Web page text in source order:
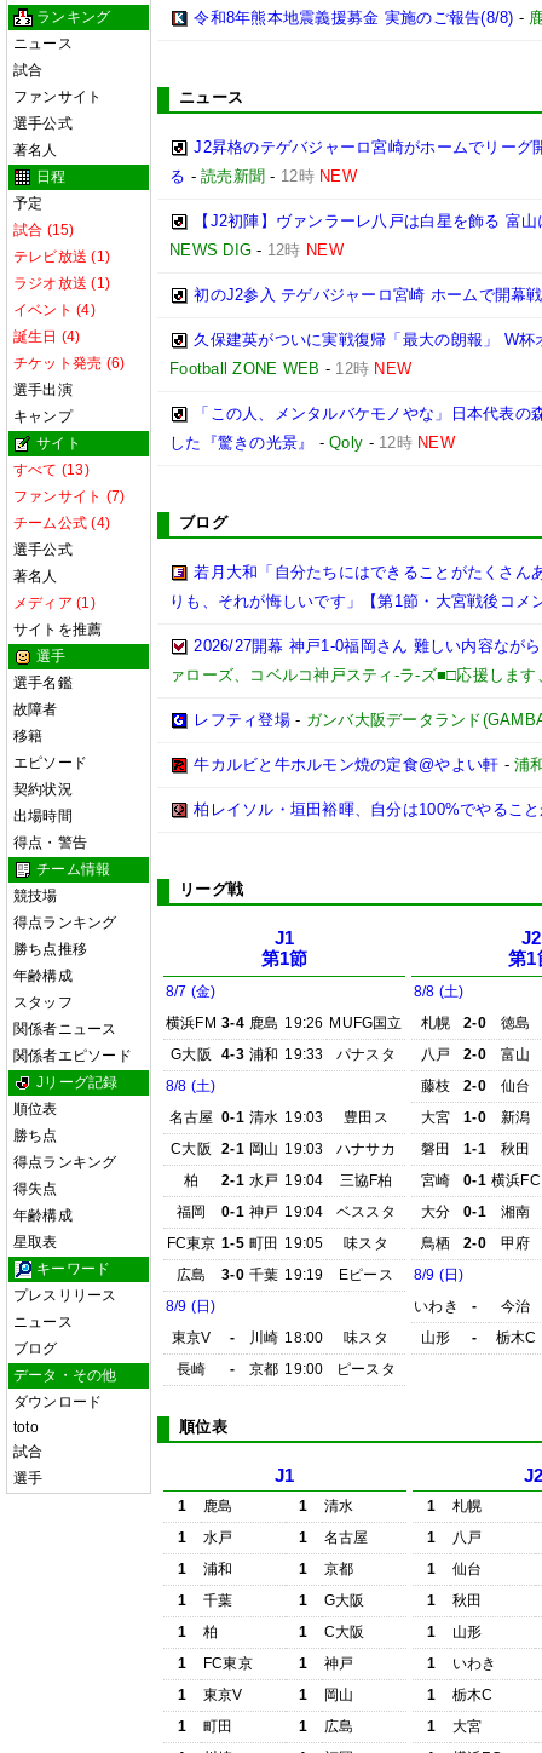
ランキング
ニュース
試合
ファンサイト
選手公式
著名人
日程
予定
試合 (15)
テレビ放送 (1)
ラジオ放送 (1)
イベント (4)
誕生日 (4)
チケット発売 (6)
選手出演
キャンプ
サイト
すべて (13)
ファンサイト (7)
チーム公式 (4)
選手公式
著名人
メディア (1)
サイトを推薦
選手
選手名鑑
故障者
移籍
エピソード
契約状況
出場時間
得点・警告
チーム情報
競技場
得点ランキング
勝ち点推移
年齢構成
スタッフ
関係者ニュース
関係者エピソード
Jリーグ記録
順位表
勝ち点
得点ランキング
得失点
年齢構成
星取表
キーワード
プレスリリース
ニュース
ブログ
データ・その他
ダウンロード
toto
試合
選手
令和8年熊本地震義援募金 実施のご報告(8/8) -
ニュース
J2昇格のテゲバジャーロ宮崎がホームでリー
る -読売新聞 - 12時 NEW
【J2初陣】ヴァンラーレ八戸は白星を飾る 富
NEWS DIG - 12時 NEW
初のJ2参入 テゲバジャーロ宮崎 ホームで開幕戦
久保建英がついに実戦復帰「最大の朗報」 W
Football ZONE WEB - 12時 NEW
「この人、メンタルバケモノやな」日本代表
した『驚きの光景』
-Qoly - 12時 NEW
ブログ
若月大和「自分たちにはできることがたくさん
りも、それが悔しいです」【第1節・大宮戦後コメ
2026/27開幕 神戸1-0福岡さん 難しい内容なが
ァローズ、コベルコ神戸スティ-ラ-ズ■□応援します
レフティ登場- ガンバ大阪データランド
牛カルビと牛ホルモン焼の定食@やよい軒 -浦
柏レイソル・垣田裕暉、自分は100%でやるこ
リーグ戦
J1
第1節
8/7 (金)
横浜FM 3-4 鹿島 19:26 MUFG国立
G大阪
4-3 浦和 19:33
パナスタ
8/8 (土)
名古屋 0-1 清水 19:03
豊田ス
C大阪
2-1 岡山 19:03
ハナサカ
柏
2-1 水戸 19:04
三協F柏
福岡
0-1 神戸 19:04
ベススタ
FC東京 1-5 町田 19:05
味スタ
広島
3-0 千葉 19:19
Eピース
8/9 (日)
東京V
- 川崎 18:00
味スタ
長崎
- 京都 19:00 ピースタ
J2
第1
8/8 (土)
札幌
2-0
徳島
八戸
2-0
富山
藤枝
2-0
仙台
大宮
1-0
新潟
磐田
1-1
秋田
宮崎
0-1 横浜FC
大分
0-1
湘南
鳥栖
2-0
甲府
8/9 (日)
いわき
-
今治
山形
- 栃木C
順位表
J1
1 鹿島 1
清水
1
水戸 1
名古屋
1
浦和 1
京都
1
千葉 1
G大阪
1
柏 1
C大阪
1
FC東京 1
神戸
1
東京V 1
岡山
1
町田 1
広島
1
札幌
1
八戸
1
仙台
1
秋田
1
山形
1
いわき
1
栃木C
1
大宮